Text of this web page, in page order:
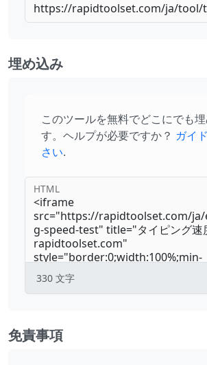
埋め込み
このツールを無料でどこにでも
す。ヘルプが必要ですか？ ガイ
さい.
HTML
330 文字
免責事項